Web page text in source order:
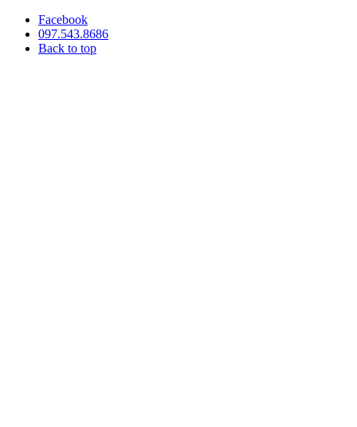
Facebook
097.543.8686
Back to top